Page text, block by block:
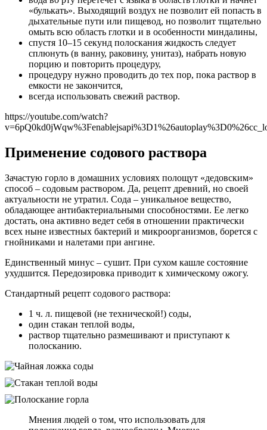
«булькать». Выходящий воздух не позволит ей попасть в
дыхательные пути или пищевод, но позволит тщательно
омыть всю область глотки и в особенности миндалины,
спустя 10–15 секунд полоскания жидкость следует
сплюнуть (в ванну, раковину, унитаз), набрать новую
порцию и повторить процедуру,
процедуру нужно проводить до тех пор, пока раствор в
емкости не закончится,
всегда использовать свежий раствор.
https://youtube.com/watch?
Применение содового раствора
Зачастую горло в домашних условиях полощут «дедовским»
способ – содовым раствором. Да, рецепт древний, но своей
актуальности не утратил. Сода – уникальное вещество,
обладающее антибактериальными способностями. Ее легко
достать, она активно ведет себя в отношении практически
всех ныне известных бактерий и микроорганизмов, борется с
гнойниками и налетами при ангине.
Единственный минус – сушит. При сухом кашле состояние
ухудшится. Передозировка приводит к химическому ожогу.
Стандартный рецепт содового раствора:
1 ч. л. пищевой (не технической!) соды,
один стакан теплой воды,
раствор тщательно размешивают и приступают к
полосканию.
Мнения людей о том, что использовать для